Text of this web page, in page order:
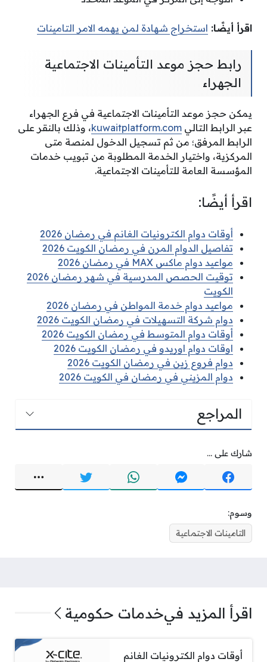
اقرأ أيضًا: استخراج شهادة لمن يهمه الامر التامينات
رابط حجز موعد التأمينات الاجتماعية
الجهراء
يمكن حجز موعد التأمينات الاجتماعية في فرع الجهراء
عبر الرابط التالي kuwaitplatform.com، وذلك بالنقر على
الرابط المرفق؛ من ثم تسجيل الدخول لمنصة متى
المركزية، واختيار الخدمة المطلوبة من تبويب خدمات
المؤسسة العامة للتأمينات الاجتماعية.
اقرأ أيضًا:
أوقات دوام الكترونيات الغانم في رمضان 2026
تفاصيل الدوام المرن في رمضان الكويت 2026
مواعيد دوام ماكس MAX في رمضان 2026
توقيت الحصص المدرسية في شهر رمضان 2026
الكويت
مواعيد دوام خدمة المواطن في رمضان 2026
دوام شركة التسهيلات في رمضان الكويت 2026
أوقات دوام المتوسط في رمضان الكويت 2026
اوقات دوام اوريدو في رمضان الكويت 2026
دوام فروع زين في رمضان الكويت 2026
دوام المزيني في رمضان في الكويت 2026
المراجع
شارك على ...
وسوم:
التامينات الاجتماعية
اقرأ المزيد فيخدمات حكومية
أوقات دوام الكترونيات الغانم